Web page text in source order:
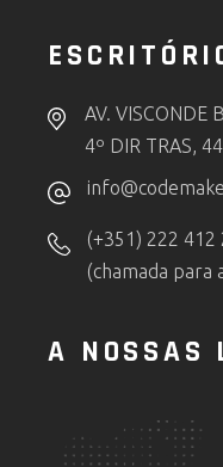
AV. VISCONDE
4º DIR TRAS,
(+351) 222 412
(chamada para
A NOSSAS